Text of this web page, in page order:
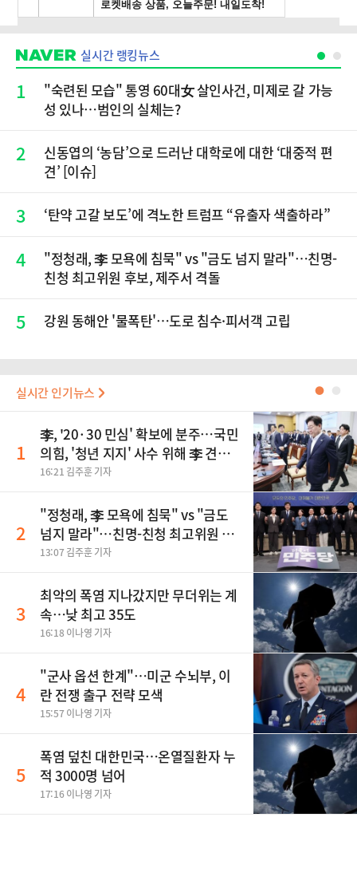
실시간 랭킹뉴스
1
"숙련된 모습" 통영 60대女 살인사건, 미제로 갈 가능
성 있나…범인의 실체는?
2
신동엽의 ‘농담’으로 드러난 대학로에 대한 ‘대중적 편
견’ [이슈]
3 ‘탄약 고갈 보도’에 격노한 트럼프 “유출자 색출하라”
4
"정청래, 李 모욕에 침묵" vs "금도 넘지 말라"…친명-
친청 최고위원 후보, 제주서 격돌
5 강원 동해안 '물폭탄'…도로 침수·피서객 고립
실시간 인기뉴스 ●
1
李, '20·30 민심' 확보에 분주…국민
의힘, '청년 지지' 사수 위해 李 견제
사활
16:21 김주훈 기자
2
"정청래, 李 모욕에 침묵" vs "금도
넘지 말라"…친명-친청 최고위원 후
보, 제주서 격돌
13:07 김주훈 기자
3
최악의 폭염 지나갔지만 무더위는 계
속…낮 최고 35도
16:18 이나영 기자
4
"군사 옵션 한계"…미군 수뇌부, 이
란 전쟁 출구 전략 모색
15:57 이나영 기자
5
폭염 덮친 대한민국…온열질환자 누
적 3000명 넘어
17:16 이나영 기자